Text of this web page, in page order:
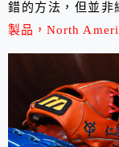
錯的方法，但並非
製品，North